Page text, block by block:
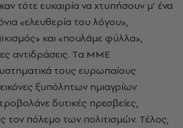
τότε ευκαιρία να χτυπήσουν μ’ ένα
«ελευθερία του λόγου»,
και «πουλάμε φύλλα»,
αντιδράσεις. Tα MME
τους ευρωπαίους
ξυπόλητων ημιαγρίων
δυτικές πρεσβείες,
τον πόλεμο των πολιτισμών. Tέλος,